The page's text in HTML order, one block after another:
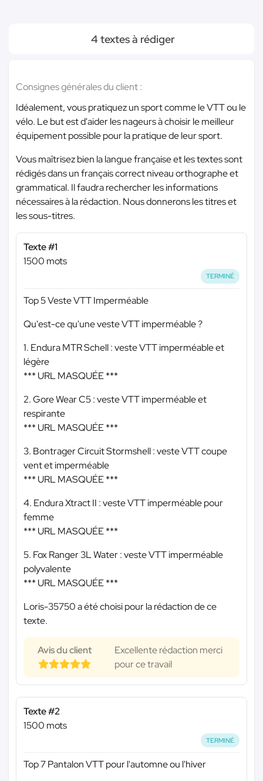
4 textes à rédiger
Consignes générales du client :
Idéalement, vous pratiquez un sport comme le VTT ou le
vélo. Le but est d'aider les nageurs à choisir le meilleur
équipement possible pour la pratique de leur sport.
Vous maîtrisez bien la langue française et les textes sont
rédigés dans un français correct niveau orthographe et
grammatical. Il faudra rechercher les informations
nécessaires à la rédaction. Nous donnerons les titres et
les sous-titres.
Texte #1
1500 mots
TERMINÉ
Top 5 Veste VTT Imperméable
Qu'est-ce qu'une veste VTT imperméable ?
1. Endura MTR Schell : veste VTT imperméable et
légère
*** URL MASQUÉE ***
2. Gore Wear C5 : veste VTT imperméable et
respirante
*** URL MASQUÉE ***
3. Bontrager Circuit Stormshell : veste VTT coupe
vent et imperméable
*** URL MASQUÉE ***
4. Endura Xtract II : veste VTT imperméable pour
femme
*** URL MASQUÉE ***
5. Fox Ranger 3L Water : veste VTT imperméable
polyvalente
*** URL MASQUÉE ***
Loris-35750 a été choisi pour la rédaction de ce
texte.
Avis du client
Excellente rédaction merci
pour ce travail
Texte #2
1500 mots
TERMINÉ
Top 7 Pantalon VTT pour l'automne ou l'hiver